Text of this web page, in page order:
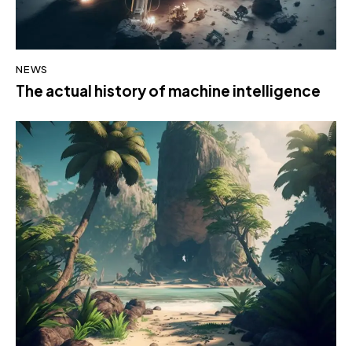
NEWS
The actual history of machine intelligence